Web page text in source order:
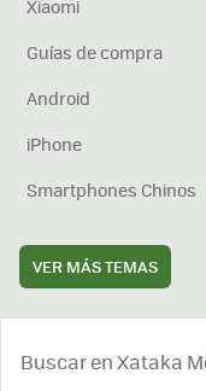
Xiaomi
Guías de compra
Android
iPhone
Smartphones Chinos
VER MÁS TEMAS